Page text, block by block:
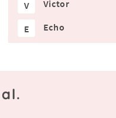
V Victor
E Echo